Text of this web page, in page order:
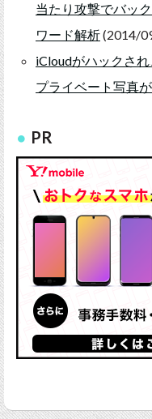
当たり攻撃でバッ
ワード解析(2014/
iCloudがハックさ
プライベート写真
PR